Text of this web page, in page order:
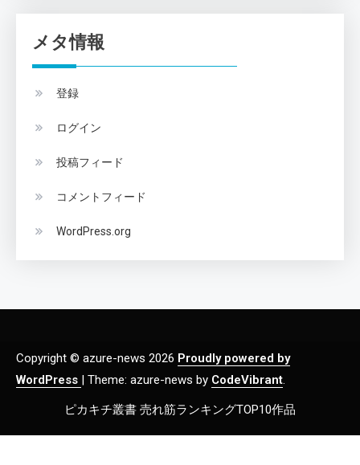
メタ情報
登録
ログイン
投稿フィード
コメントフィード
WordPress.org
Copyright © azure-news 2026 Proudly powered by
WordPress | Theme: azure-news by CodeVibrant.
ピカキチ叢書 売れ筋ランキングTOP10作品